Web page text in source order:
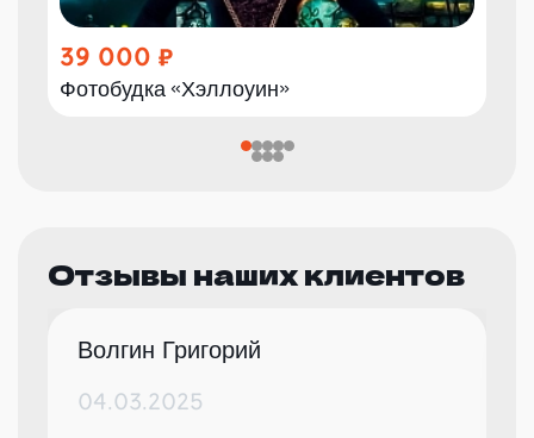
39 000
Фотобудка «Хэллоуин»
Отзывы наших клиентов
Волгин Григорий
04.03.2025